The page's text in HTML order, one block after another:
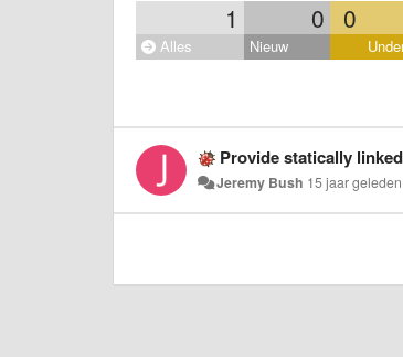
1 0 0
Alles Nieuw
Provide statically
Jeremy Bush 15 jaar geleden